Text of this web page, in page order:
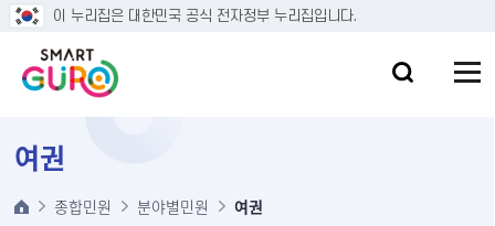
본문 바로가기
이 누리집은 대한민국 공식 전자정부 누리집입니다.
여권
종합민원 분야별민원 여권